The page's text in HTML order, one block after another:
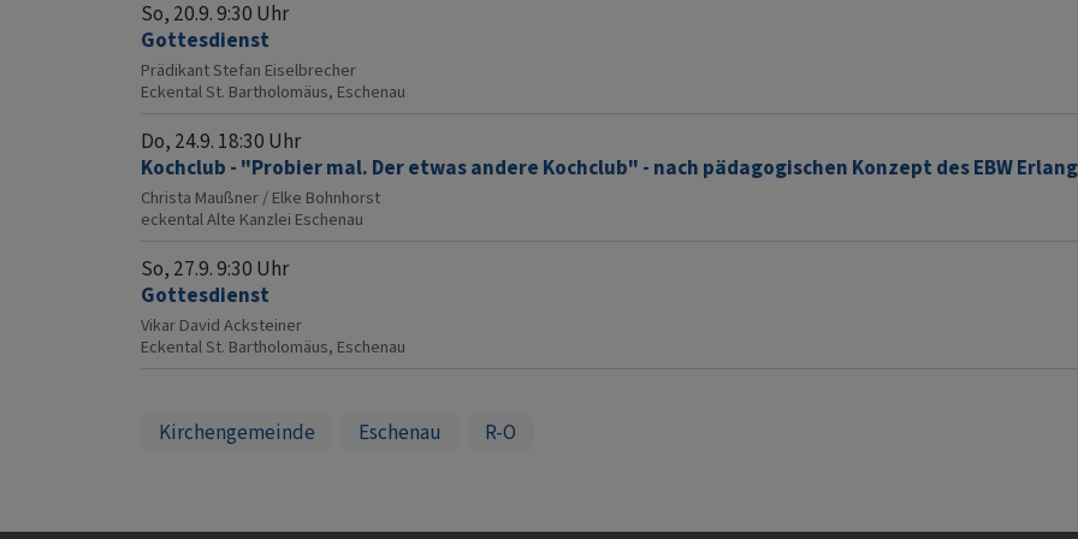
So, 20.9. 9:30 Uhr
Gottesdienst
Prädikant Stefan Eiselbrecher
EckentalSt. Bartholomäus, Eschenau
Do, 24.9. 18:30 Uhr
Kochclub - "Probier mal. Der etwas andere Kochclub" - nach pädagogischen Konzept des EBW
Christa Maußner / Elke Bohnhorst
eckentalAlte Kanzlei Eschenau
So, 27.9. 9:30 Uhr
Gottesdienst
Vikar David Acksteiner
EckentalSt. Bartholomäus, Eschenau
Kirchengemeinde Eschenau R-O